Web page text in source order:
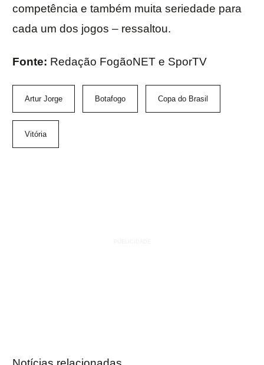
competência e também muita seriedade para
cada um dos jogos – ressaltou.
Fonte: Redação FogãoNET e SporTV
Artur Jorge Botafogo Copa do Brasil
Vitória